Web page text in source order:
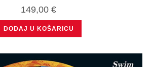
149,00 €
DODAJ U KOŠARICU